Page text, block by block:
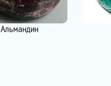
Альмандин